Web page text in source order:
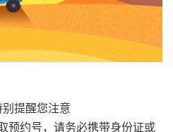
提醒您注意
预约号，请务必携带身份证或